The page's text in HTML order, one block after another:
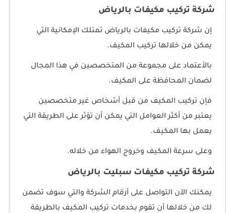
شركة تركيب مكيفات بالرياض
إن شركة تركيب مكيفات بالرياض تمتلك الإمكانية التي
يمكن من خلالها تركيب المكيف.
بالأعتماد على مجموعة من المتخصصين في هذا المجال
لضمان المحافظة على المكيف.
فإن تركيب المكيف من قبل أشخاص غير متخصصين
يعتبر من أكثر العوامل التي يمكن أن تؤثر على الطريقة التي
يعمل بها المكيف.
وعلى سرعة المكيف وخروج الهواء من خلاله.
شركة تركيب مكيفات سبليت بالرياض
يمكنك الآن التواصل على أرقام الشركة والتي سوف تضمن
لك من خلالها أن تقوم بخدمات تركيب المكيف بالطريقة